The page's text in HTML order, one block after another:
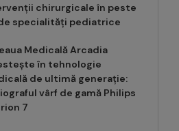
chirurgicale în peste
specialități pediatrice
Medicală Arcadia
în tehnologie
de ultimă generație:
vârf de gamă Philips
7